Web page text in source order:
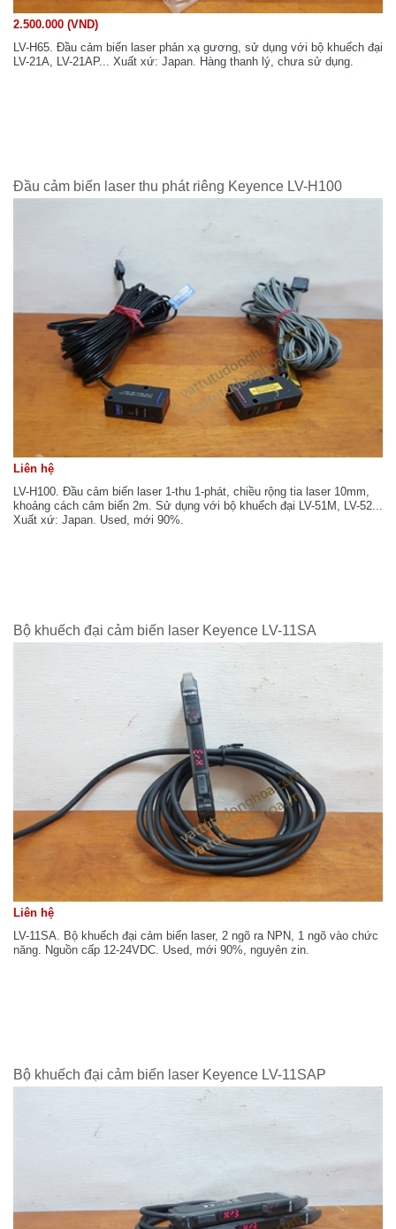
2.500.000 (VND)
LV-H65. Đầu cảm biến laser phản xạ gương, sử dụng với bộ khuếch đại
LV-21A, LV-21AP... Xuất xứ: Japan. Hàng thanh lý, chưa sử dụng.
Đầu cảm biến laser thu phát riêng Keyence LV-H100
Liên hệ
LV-H100. Đầu cảm biến laser 1-thu 1-phát, chiều rộng tia laser 10mm,
khoảng cách cảm biến 2m. Sử dụng với bộ khuếch đại LV-51M, LV-52...
Xuất xứ: Japan. Used, mới 90%.
Bộ khuếch đại cảm biến laser Keyence LV-11SA
Liên hệ
LV-11SA. Bộ khuếch đại cảm biến laser, 2 ngõ ra NPN, 1 ngõ vào chức
năng. Nguồn cấp 12-24VDC. Used, mới 90%, nguyên zin.
Bộ khuếch đại cảm biến laser Keyence LV-11SAP